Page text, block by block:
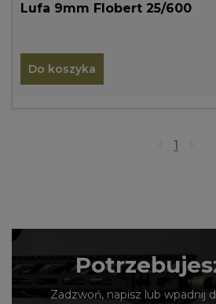
Lufa 9mm Flobert 25/600
Do koszyka
1
Zadzwoń, napisz lub wpadnij